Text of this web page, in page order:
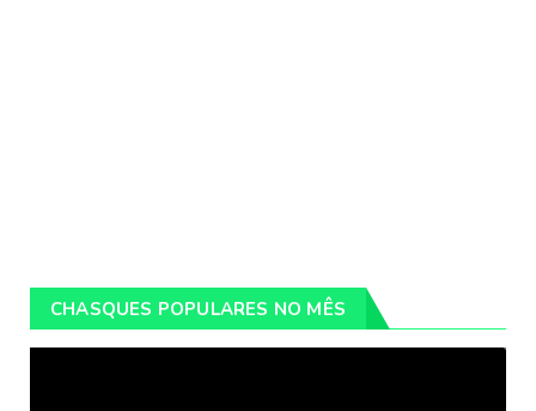
CHASQUES POPULARES NO MÊS